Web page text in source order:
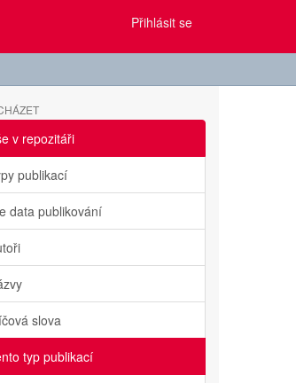
Přihlásit se
v repozitáři
publikací
data publikování
slova
typ publikací